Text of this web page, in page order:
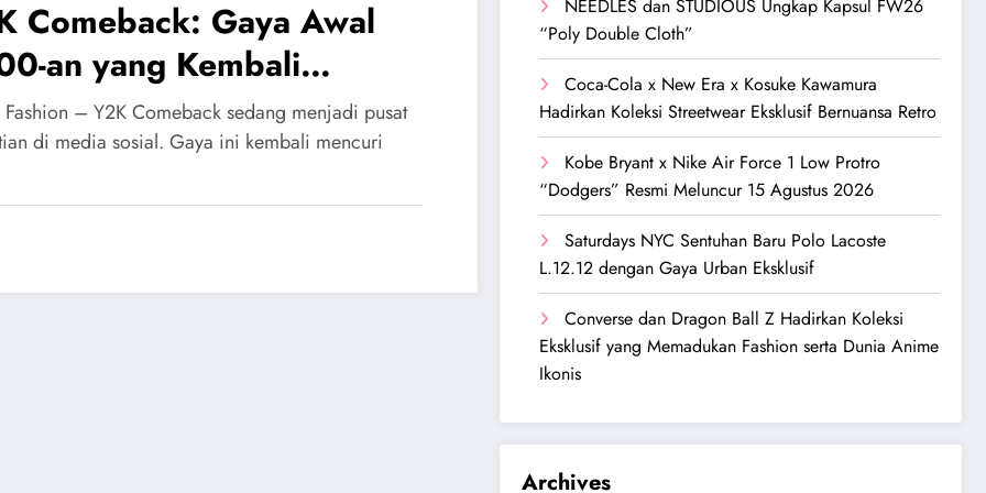
Comeback: Gaya Awal
an yang Kembali
TikTok
Fashion – Y2K Comeback sedang menjadi pusat
di media sosial. Gaya ini kembali mencuri
NEEDLES dan STUDIOUS Ungkap Kapsul FW26
“Poly Double Cloth”
Coca-Cola x New Era x Kosuke Kawamura
Hadirkan Koleksi Streetwear Eksklusif Bernuansa Retro
Kobe Bryant x Nike Air Force 1 Low Protro
“Dodgers” Resmi Meluncur 15 Agustus 2026
Saturdays NYC Sentuhan Baru Polo Lacoste
L.12.12 dengan Gaya Urban Eksklusif
Converse dan Dragon Ball Z Hadirkan Koleksi
Eksklusif yang Memadukan Fashion serta Dunia Anime
Ikonis
Archives